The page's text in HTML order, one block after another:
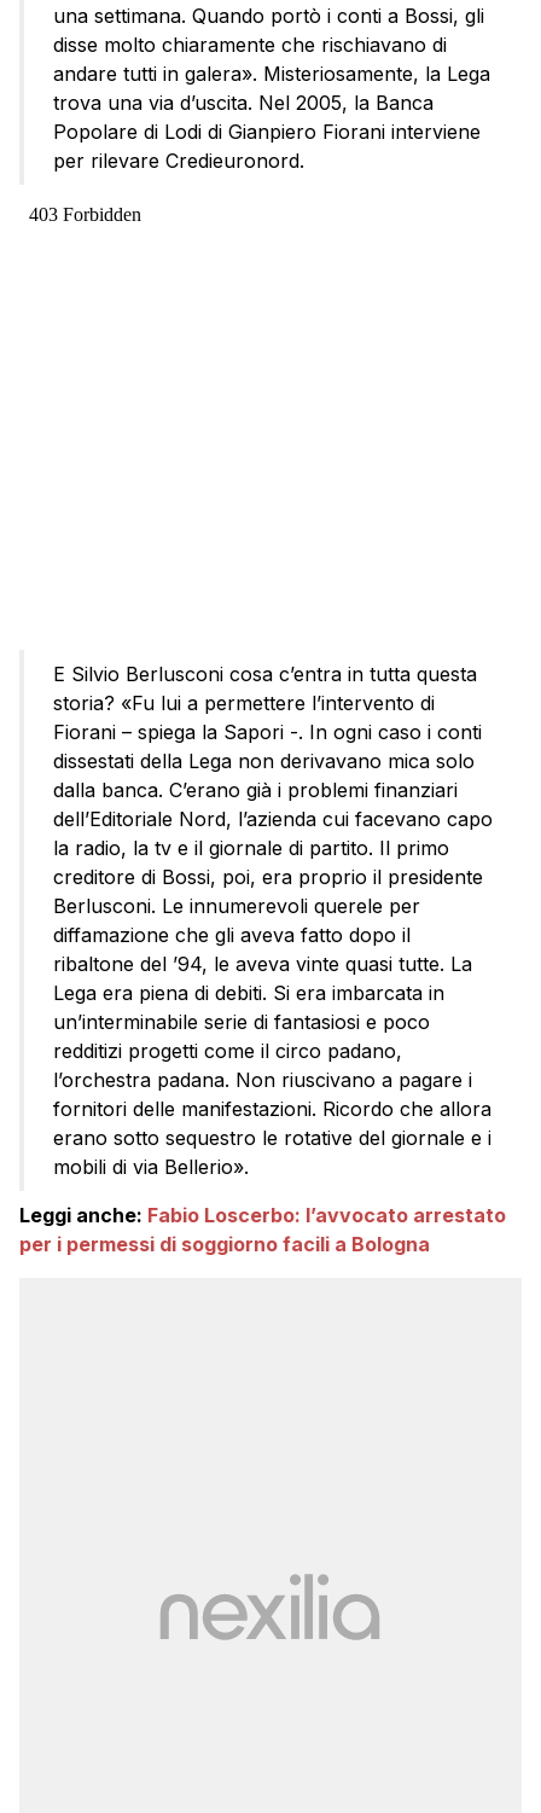
una settimana. Quando portò i conti a Bossi, gli
disse molto chiaramente che rischiavano di
andare tutti in galera». Misteriosamente, la Lega
trova una via d’uscita. Nel 2005, la Banca
Popolare di Lodi di Gianpiero Fiorani interviene
per rilevare Credieuronord.
E Silvio Berlusconi cosa c’entra in tutta questa
storia? «Fu lui a permettere l’intervento di
Fiorani – spiega la Sapori -. In ogni caso i conti
dissestati della Lega non derivavano mica solo
dalla banca. C’erano già i problemi finanziari
dell’Editoriale Nord, l’azienda cui facevano capo
la radio, la tv e il giornale di partito. Il primo
creditore di Bossi, poi, era proprio il presidente
Berlusconi. Le innumerevoli querele per
diffamazione che gli aveva fatto dopo il
ribaltone del ’94, le aveva vinte quasi tutte. La
Lega era piena di debiti. Si era imbarcata in
un’interminabile serie di fantasiosi e poco
redditizi progetti come il circo padano,
l’orchestra padana. Non riuscivano a pagare i
fornitori delle manifestazioni. Ricordo che allora
erano sotto sequestro le rotative del giornale e i
mobili di via Bellerio».
Leggi anche: Fabio Loscerbo: l’avvocato arrestato
per i permessi di soggiorno facili a Bologna